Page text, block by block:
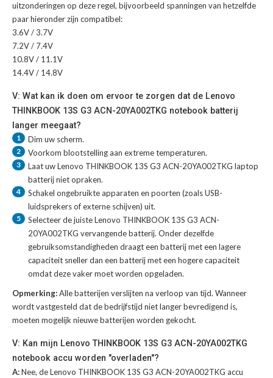
uitzonderingen op deze regel, bijvoorbeeld spanningen van hetzelfde
paar hieronder zijn compatibel:
3.6V / 3.7V
7.2V / 7.4V
10.8V / 11.1V
14.4V / 14.8V
V: Wat kan ik doen om ervoor te zorgen dat de Lenovo
THINKBOOK 13S G3 ACN-20YA002TKG notebook batterij
langer meegaat?
1 Dim uw scherm.
2 Voorkom blootstelling aan extreme temperaturen.
3 Laat uwLenovo THINKBOOK 13S G3 ACN-20YA002TKG laptop
batterijniet opraken.
4
Schakel ongebruikte apparaten en poorten (zoals USB-
luidsprekers of externe schijven) uit.
5 Selecteer de juisteLenovo THINKBOOK 13S G3 ACN-
20YA002TKG vervangende batterij. Onder dezelfde
gebruiksomstandigheden draagt een batterij met een lagere
capaciteit sneller dan een batterij met een hogere capaciteit
omdat deze vaker moet worden opgeladen.
Opmerking:Alle batterijen verslijten na verloop van tijd. Wanneer
wordt vastgesteld dat de bedrijfstijd niet langer bevredigend is,
moeten mogelijk nieuwe batterijen worden gekocht.
V: Kan mijn Lenovo THINKBOOK 13S G3 ACN-20YA002TKG
notebook accu worden "overladen"?
A:Nee, de Lenovo THINKBOOK 13S G3 ACN-20YA002TKG accu